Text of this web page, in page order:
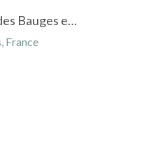
Grand chalet "Le Forney" à La Féclaz dans le parc naturel des Bauges en Savoie
France